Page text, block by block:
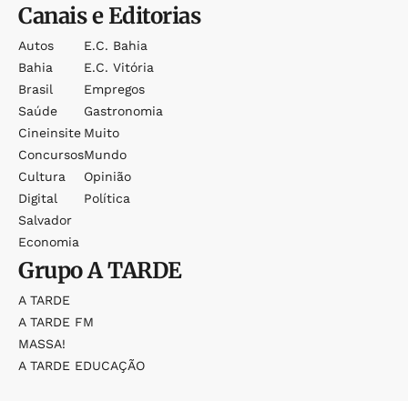
Canais e Editorias
Autos
Bahia
Brasil
Saúde
Cineinsite
Concursos
Cultura
Digital
Salvador
Economia
E.c. Bahia
E.c. Vitória
Empregos
Gastronomia
Muito
Mundo
Opinião
Política
GrupoA TARDE
A TARDE
A TARDE FM
MASSA!
A TARDE EDUCAÇÃO